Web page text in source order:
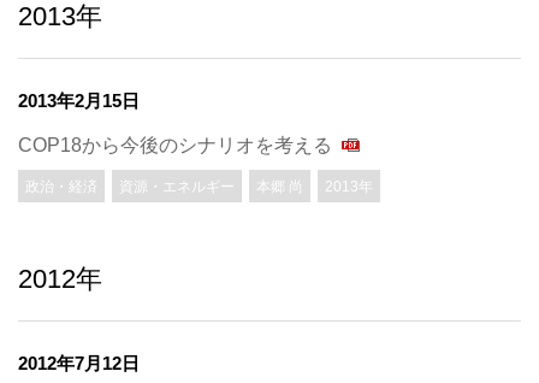
2013年
2013年2月15日
COP18から今後のシナリオを考える
政治・経済 資源・エネルギー 本郷 尚 2013年
2012年
2012年7月12日